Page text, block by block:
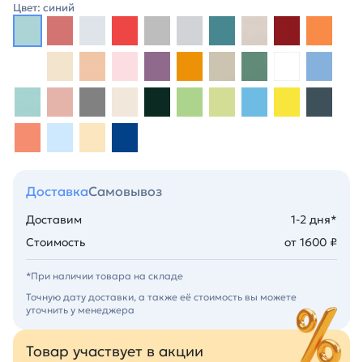
Цвет: синий
ДоставкаСамовывоз
Доставим
1-2 дня*
Стоимость
от 1600 ₽
*При наличии товара на складе
Точную дату доставки, а также её стоимость вы можете
уточнить у менеджера
Товар участвует в акции